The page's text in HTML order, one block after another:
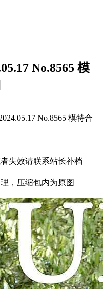
No.8565 模
No.8565 模特合
失效请联系站长补档
，压缩包内为原图